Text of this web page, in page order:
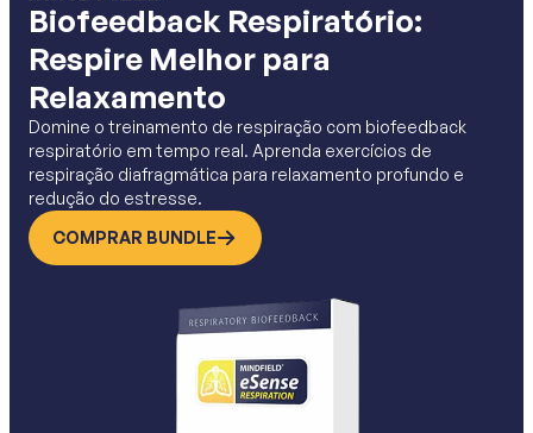
Biofeedback Respiratório:
Respire Melhor para
Relaxamento
Domine o treinamento de respiração com biofeedback
respiratório em tempo real. Aprenda exercícios de
respiração diafragmática para relaxamento profundo e
redução do estresse.
COMPRAR BUNDLE